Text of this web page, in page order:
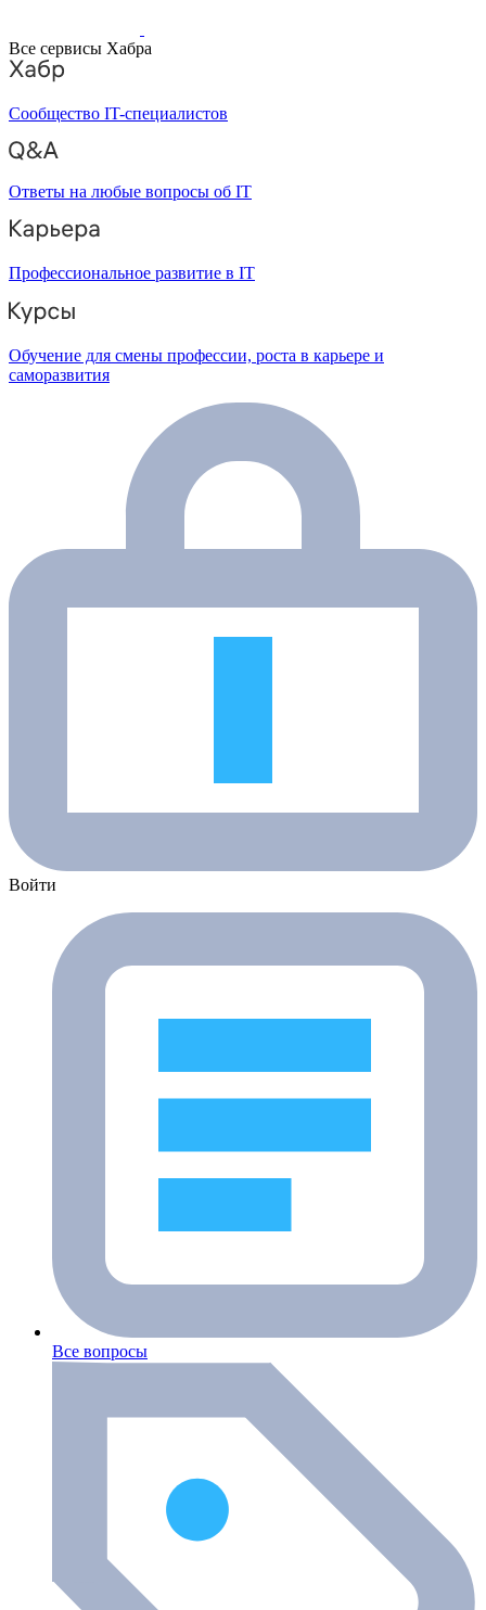
Все сервисы Хабра
Сообщество IT-специалистов
Ответы на любые вопросы об IT
Профессиональное развитие в IT
Обучение для смены профессии, роста в карьере и
саморазвития
Войти
Все вопросы